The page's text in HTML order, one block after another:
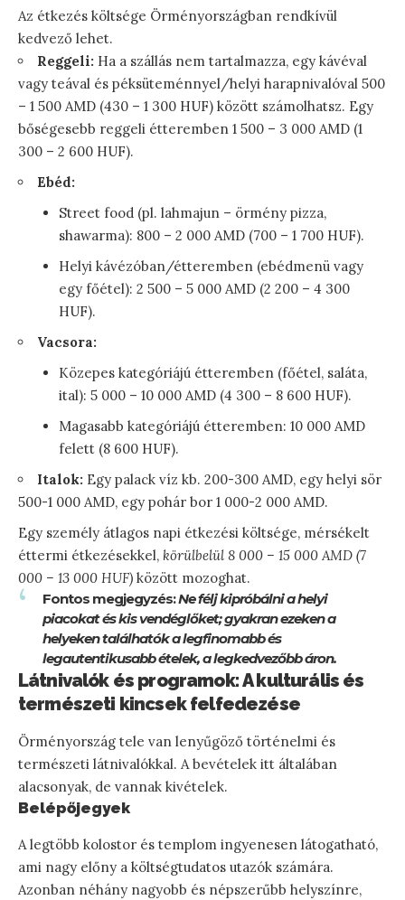
Az étkezés költsége Örményországban rendkívül
kedvező lehet.
Reggeli: Ha a szállás nem tartalmazza, egy kávéval
vagy teával és péksüteménnyel/helyi harapnivalóval 500
– 1 500 AMD (430 – 1 300 HUF) között számolhatsz. Egy
bőségesebb reggeli étteremben 1 500 – 3 000 AMD (1
300 – 2 600 HUF).
Ebéd:
Street food (pl. lahmajun – örmény pizza,
shawarma): 800 – 2 000 AMD (700 – 1 700 HUF).
Helyi kávézóban/étteremben (ebédmenü vagy
egy főétel): 2 500 – 5 000 AMD (2 200 – 4 300
HUF).
Vacsora:
Közepes kategóriájú étteremben (főétel, saláta,
ital): 5 000 – 10 000 AMD (4 300 – 8 600 HUF).
Magasabb kategóriájú étteremben: 10 000 AMD
felett (8 600 HUF).
Italok: Egy palack víz kb. 200-300 AMD, egy helyi sör
500-1 000 AMD, egy pohár bor 1 000-2 000 AMD.
Egy személy átlagos napi étkezési költsége, mérsékelt
éttermi étkezésekkel, körülbelül 8 000 – 15 000 AMD (7
000 – 13 000 HUF) között mozoghat.
Fontos megjegyzés:Ne félj kipróbálni a helyi
piacokat és kis vendéglőket; gyakran ezeken a
helyeken találhatók a legfinomabb és
legautentikusabb ételek, a legkedvezőbb áron.
Látnivalók és programok: A kulturális és
természeti kincsek felfedezése
Örményország tele van lenyűgöző történelmi és
természeti látnivalókkal. A bevételek itt általában
alacsonyak, de vannak kivételek.
Belépőjegyek
A legtöbb kolostor és templom ingyenesen látogatható,
ami nagy előny a költségtudatos utazók számára.
Azonban néhány nagyobb és népszerűbb helyszínre,